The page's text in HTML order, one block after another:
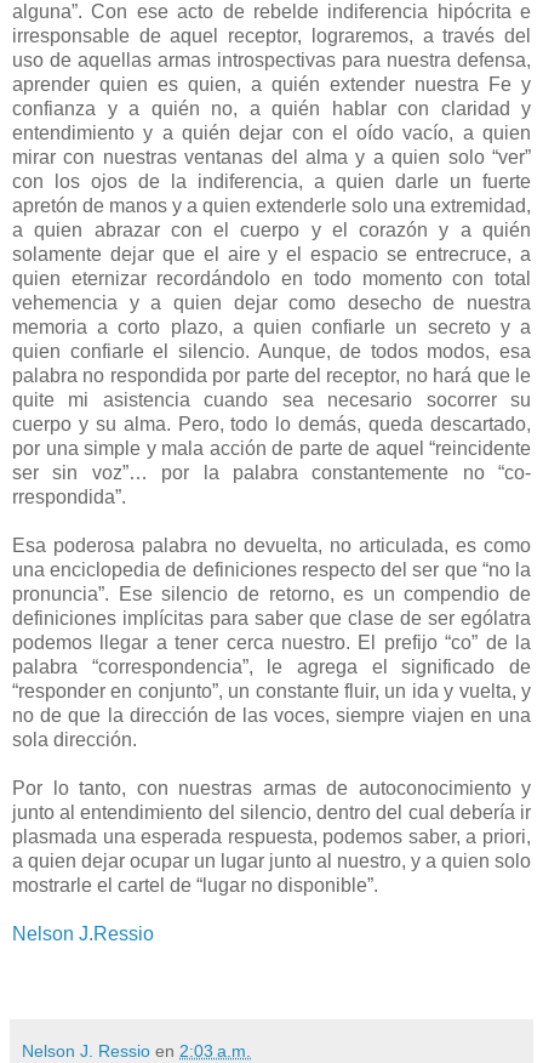
alguna”. Con ese acto de rebelde indiferencia hipócrita e
irresponsable de aquel receptor, lograremos, a través del
uso de aquellas armas introspectivas para nuestra defensa,
aprender quien es quien, a quién extender nuestra Fe y
confianza y a quién no, a quién hablar con claridad y
entendimiento y a quién dejar con el oído vacío, a quien
mirar con nuestras ventanas del alma y a quien solo “ver”
con los ojos de la indiferencia, a quien darle un fuerte
apretón de manos y a quien extenderle solo una extremidad,
a quien abrazar con el cuerpo y el corazón y a quién
solamente dejar que el aire y el espacio se entrecruce, a
quien eternizar recordándolo en todo momento con total
vehemencia y a quien dejar como desecho de nuestra
memoria a corto plazo, a quien confiarle un secreto y a
quien confiarle el silencio. Aunque, de todos modos, esa
palabra no respondida por parte del receptor, no hará que le
quite mi asistencia cuando sea necesario socorrer su
cuerpo y su alma. Pero, todo lo demás, queda descartado,
por una simple y mala acción de parte de aquel “reincidente
ser sin voz”… por la palabra constantemente no “co-
rrespondida”.
Esa poderosa palabra no devuelta, no articulada, es como
una enciclopedia de definiciones respecto del ser que “no la
pronuncia”. Ese silencio de retorno, es un compendio de
definiciones implícitas para saber que clase de ser ególatra
podemos llegar a tener cerca nuestro. El prefijo “co” de la
palabra “correspondencia”, le agrega el significado de
“responder en conjunto”, un constante fluir, un ida y vuelta, y
no de que la dirección de las voces, siempre viajen en una
sola dirección.
Por lo tanto, con nuestras armas de autoconocimiento y
junto al entendimiento del silencio, dentro del cual debería ir
plasmada una esperada respuesta, podemos saber, a priori,
a quien dejar ocupar un lugar junto al nuestro, y a quien solo
mostrarle el cartel de “lugar no disponible”.
Nelson J.Ressio
Nelson J. Ressio en 2:03 a.m.